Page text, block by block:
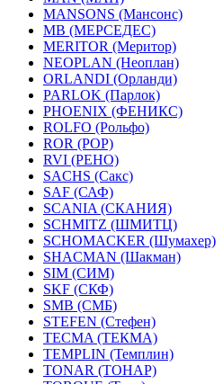
MANSONS (Мансонс)
MB (МЕРСЕДЕС)
MERITOR (Меритор)
NEOPLAN (Неоплан)
ORLANDI (Орланди)
PARLOK (Парлок)
PHOENIX (ФЕНИКС)
ROLFO (Рольфо)
ROR (РОР)
RVI (РЕНО)
SACHS (Сакс)
SAF (САФ)
SCANIA (СКАНИЯ)
SCHMITZ (ШМИТЦ)
SCHOMACKER (Шумахер)
SHACMAN (Шакман)
SIM (СИМ)
SKF (СКФ)
SMB (СМБ)
STEFEN (Стефен)
TECMA (ТЕКМА)
TEMPLIN (Темплин)
TONAR (ТОНАР)